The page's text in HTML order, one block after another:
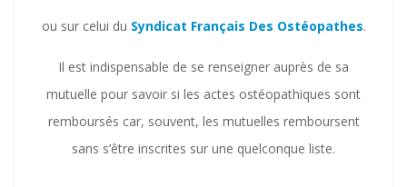
ou sur celui du Syndicat Français Des Ostéopathes.
Il est indispensable de se renseigner auprès de sa
mutuelle pour savoir si les actes ostéopathiques sont
remboursés car, souvent, les mutuelles remboursent
sans s’être inscrites sur une quelconque liste.